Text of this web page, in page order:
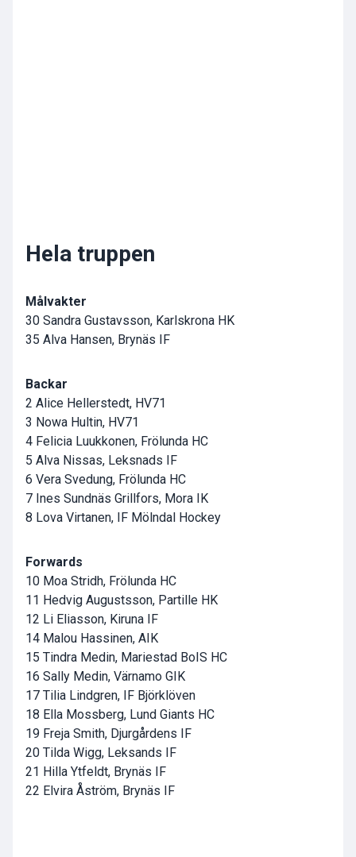
Hela truppen
Målvakter
30 Sandra Gustavsson, Karlskrona HK
35 Alva Hansen, Brynäs IF
Backar
2 Alice Hellerstedt, HV71
3 Nowa Hultin, HV71
4 Felicia Luukkonen, Frölunda HC
5 Alva Nissas, Leksnads IF
6 Vera Svedung, Frölunda HC
7 Ines Sundnäs Grillfors, Mora IK
8 Lova Virtanen, IF Mölndal Hockey
Forwards
10 Moa Stridh, Frölunda HC
11 Hedvig Augustsson, Partille HK
12 Li Eliasson, Kiruna IF
14 Malou Hassinen, AIK
15 Tindra Medin, Mariestad BoIS HC
16 Sally Medin, Värnamo GIK
17 Tilia Lindgren, IF Björklöven
18 Ella Mossberg, Lund Giants HC
19 Freja Smith, Djurgårdens IF
20 Tilda Wigg, Leksands IF
21 Hilla Ytfeldt, Brynäs IF
22 Elvira Åström, Brynäs IF